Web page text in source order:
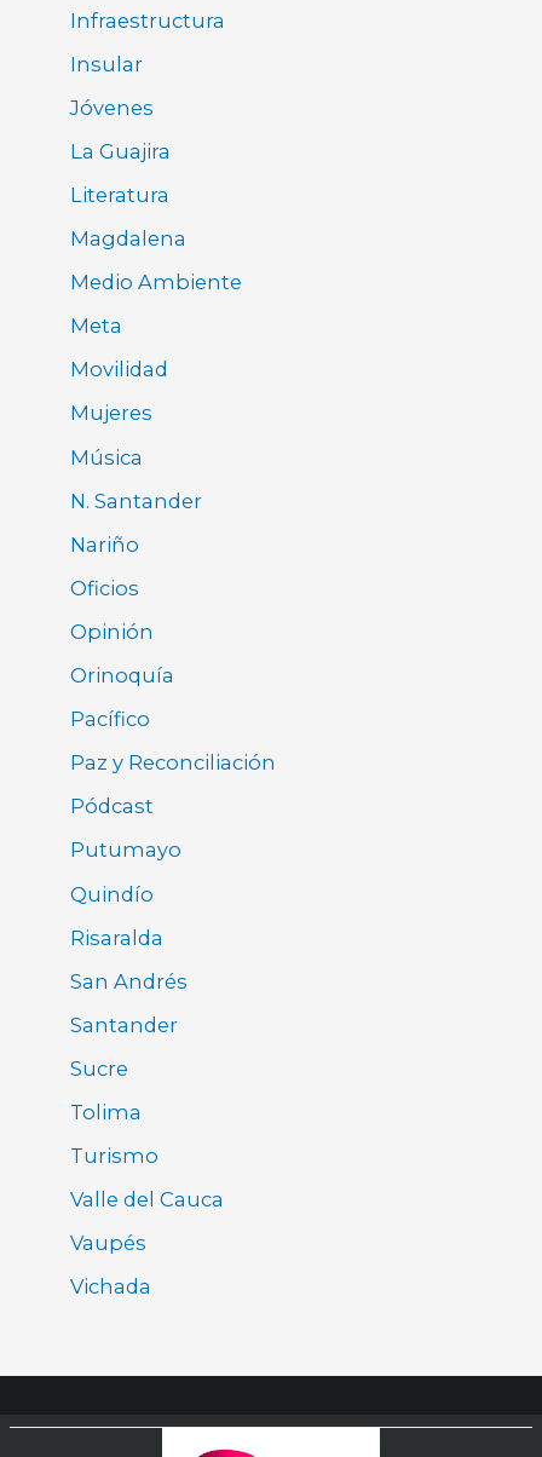
Infraestructura
Insular
Jóvenes
La Guajira
Literatura
Magdalena
Medio Ambiente
Meta
Movilidad
Mujeres
Música
N. Santander
Nariño
Oficios
Opinión
Orinoquía
Pacífico
Paz y Reconciliación
Pódcast
Putumayo
Quindío
Risaralda
San Andrés
Santander
Sucre
Tolima
Turismo
Valle del Cauca
Vaupés
Vichada